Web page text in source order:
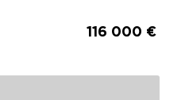
116 000 €